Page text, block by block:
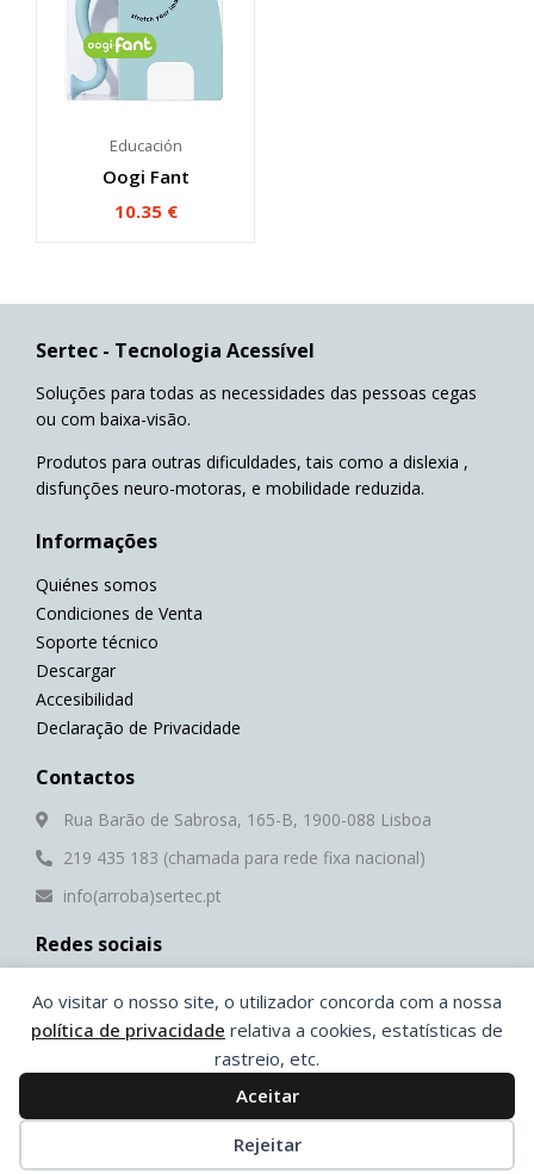
Ao visitar o nosso site, o utilizador concorda com a nossa
política de privacidade relativa a cookies, estatísticas de
rastreio, etc.
Aceitar
Rejeitar
Educación
Oogi Fant
10.35 €
Sertec - Tecnologia Acessível
Soluções para todas as necessidades das pessoas cegas
ou com baixa-visão.
Produtos para outras dificuldades, tais como a dislexia ,
disfunções neuro-motoras, e mobilidade reduzida.
Informações
Quiénes somos
Condiciones de Venta
Soporte técnico
Descargar
Accesibilidad
Declaração de Privacidade
Contactos
Rua Barão de Sabrosa, 165-B, 1900-088 Lisboa
219 435 183 (chamada para rede fixa nacional)
info(arroba)sertec.pt
Redes sociais
a
c
b
o
o
u
u
e
i
n
e
i
h
a
t
s
a
p
p
© 2026 Sertec | Desenvolvido por